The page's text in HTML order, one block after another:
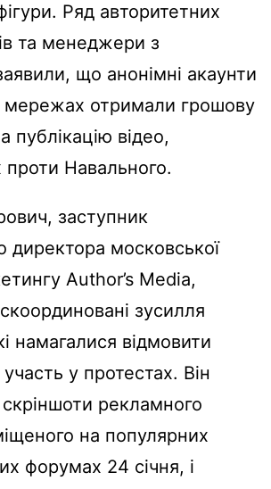
Ряд авторитетних
та менеджери з
що анонімні акаунти
мережах отримали грошову
публікацію відео,
Навального.
заступник
директора московської
Author’s Media,
зусилля
намагалися відмовити
у протестах. Він
рекламного
на популярних
форумах 24 січня, і